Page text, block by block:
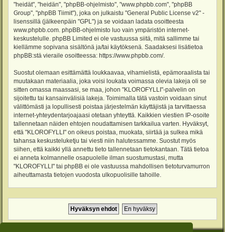
"heidät", "heidän", "phpBB-ohjelmisto", "www.phpbb.com", "phpBB
Group", "phpBB Tiimit"), joka on julkaistu "General Public License v2" -
lisenssillä (jälkeenpäin "GPL") ja se voidaan ladata osoitteesta
www.phpbb.com . phpBB-ohjelmisto luo vain ympäristön internet-
keskustelulle. phpBB Limited ei ole vastuussa siitä, mitä sallimme tai
kiellämme sopivana sisältönä ja/tai käytöksenä. Saadaksesi lisätietoa
phpBB:stä vieraile osoitteessa: https://www.phpbb.com/.
Suostut olemaan esittämättä loukkaavaa, vihamielistä, epämoraalista tai
muutakaan materiaalia, joka voisi loukata voimassa olevia lakeja oli se
sitten omassa maassasi, se maa, johon "KLOROFYLLI"-palvelin on
sijoitettu tai kansainvälisiä lakeja. Toimimalla tätä vastoin voidaan sinut
välittömästi ja lopullisesti poistaa järjestelmän käyttäjistä ja tarvittaessa
internet-yhteydentarjoajaasi otetaan yhteyttä. Kaikkien viestien IP-osoite
tallennetaan näiden ehtojen noudattamisen tarkkailua varten. Hyväksyt,
että "KLOROFYLLI" on oikeus poistaa, muokata, siirtää ja sulkea mikä
tahansa keskusteluketju tai viesti niin halutessamme. Suostut myös
siihen, että kaikki yllä annettu tieto tallennetaan tietokantaan. Tätä tietoa
ei anneta kolmannelle osapuolelle ilman suostumustasi, mutta
"KLOROFYLLI" tai phpBB ei ole vastuussa mahdollisen tietoturvamurron
aiheuttamasta tietojen vuodosta ulkopuolisille tahoille.